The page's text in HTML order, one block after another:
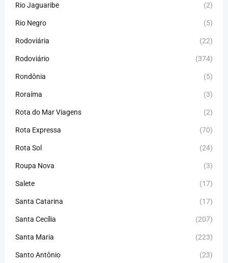
Rio Jaguaribe (2)
Rio Negro (5)
Rodoviária (22)
Rodoviário (374)
Rondônia (5)
Roraíma (3)
Rota do Mar Viagens (2)
Rota Expressa (70)
Rota Sol (24)
Roupa Nova (3)
Salete (17)
Santa Catarina (17)
Santa Cecília (207)
Santa Maria (223)
Santo Antônio (23)